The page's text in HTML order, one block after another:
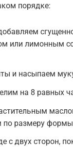
порядке:
или лимонным
и насыпаем
на 8 равных
по размеру
с двух сторон,